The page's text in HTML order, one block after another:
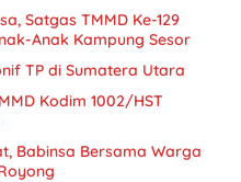
Satgas TMMD Ke-129
Anak Kampung Sesor
TP di Sumatera Utara
Kodim 1002/HST
Babinsa Bersama Warga